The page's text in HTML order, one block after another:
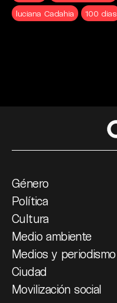
luciana Cadahia
100 dias
Género
Política
Cultura
Medio ambiente
Medios y periodismo
Ciudad
Movilización social